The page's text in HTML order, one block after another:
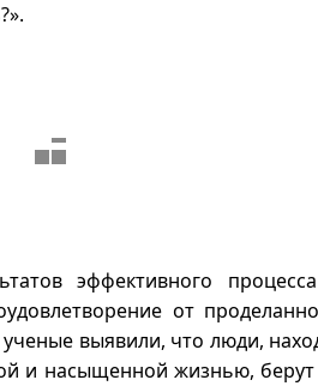
эффективного
от
выявили, что люди,
и насыщенной жизнью,